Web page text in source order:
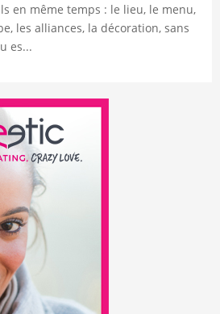
en même temps : le lieu, le menu,
les alliances, la décoration, sans
es...